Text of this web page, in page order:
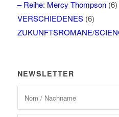
– Reihe: Mercy Thompson(6)
VERSCHIEDENES(6)
ZUKUNFTSROMANE/
NEWSLETTER